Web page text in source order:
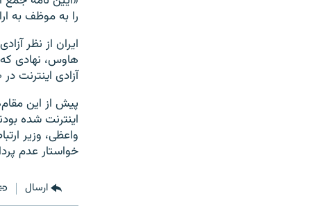
را به موظف به
ایران از نظر
هاوس، نهادی
آزادی اینترنت در ۶۰ کشور نشان می‌دهد، ایران رتبه آخر را دارد.
پیش از این
واعظی، وزیر
خواستار عدم
ارسال